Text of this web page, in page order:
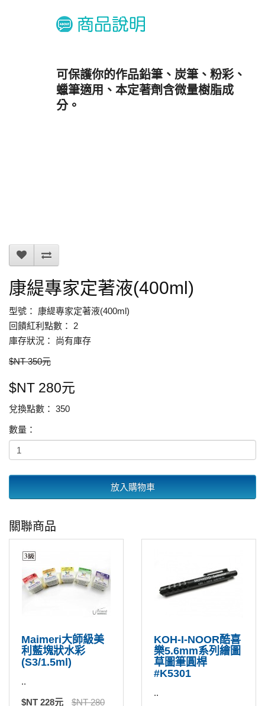
可保護你的作品鉛筆、炭筆、粉彩、
蠟筆適用、本定著劑含微量樹脂成
分。
康緹專家定著液(400ml)
型號： 康緹專家定著液(400ml)
回饋紅利點數： 2
庫存狀況： 尚有庫存
$NT 350元
$NT 280元
兌換點數： 350
數量：
放入購物車
關聯商品
Maimeri大師級美
利藍塊狀水彩
(S3/1.5ml)
..
$NT 228元 $NT 280
KOH-I-NOOR酷喜
樂5.6mm系列繪圖
草圖筆圓桿
#K5301
..